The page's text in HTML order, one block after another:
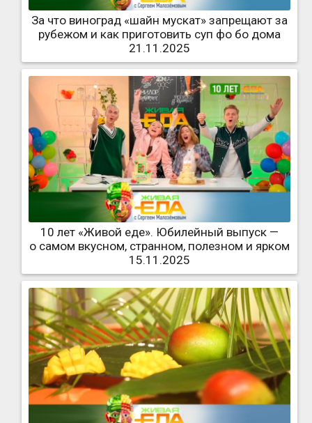
За что виноград «шайн мускат» запрещают за
рубежом и как приготовить суп фо бо дома
21.11.2025
10 лет «Живой еде». Юбилейный выпуск —
о самом вкусном, странном, полезном и ярком
15.11.2025